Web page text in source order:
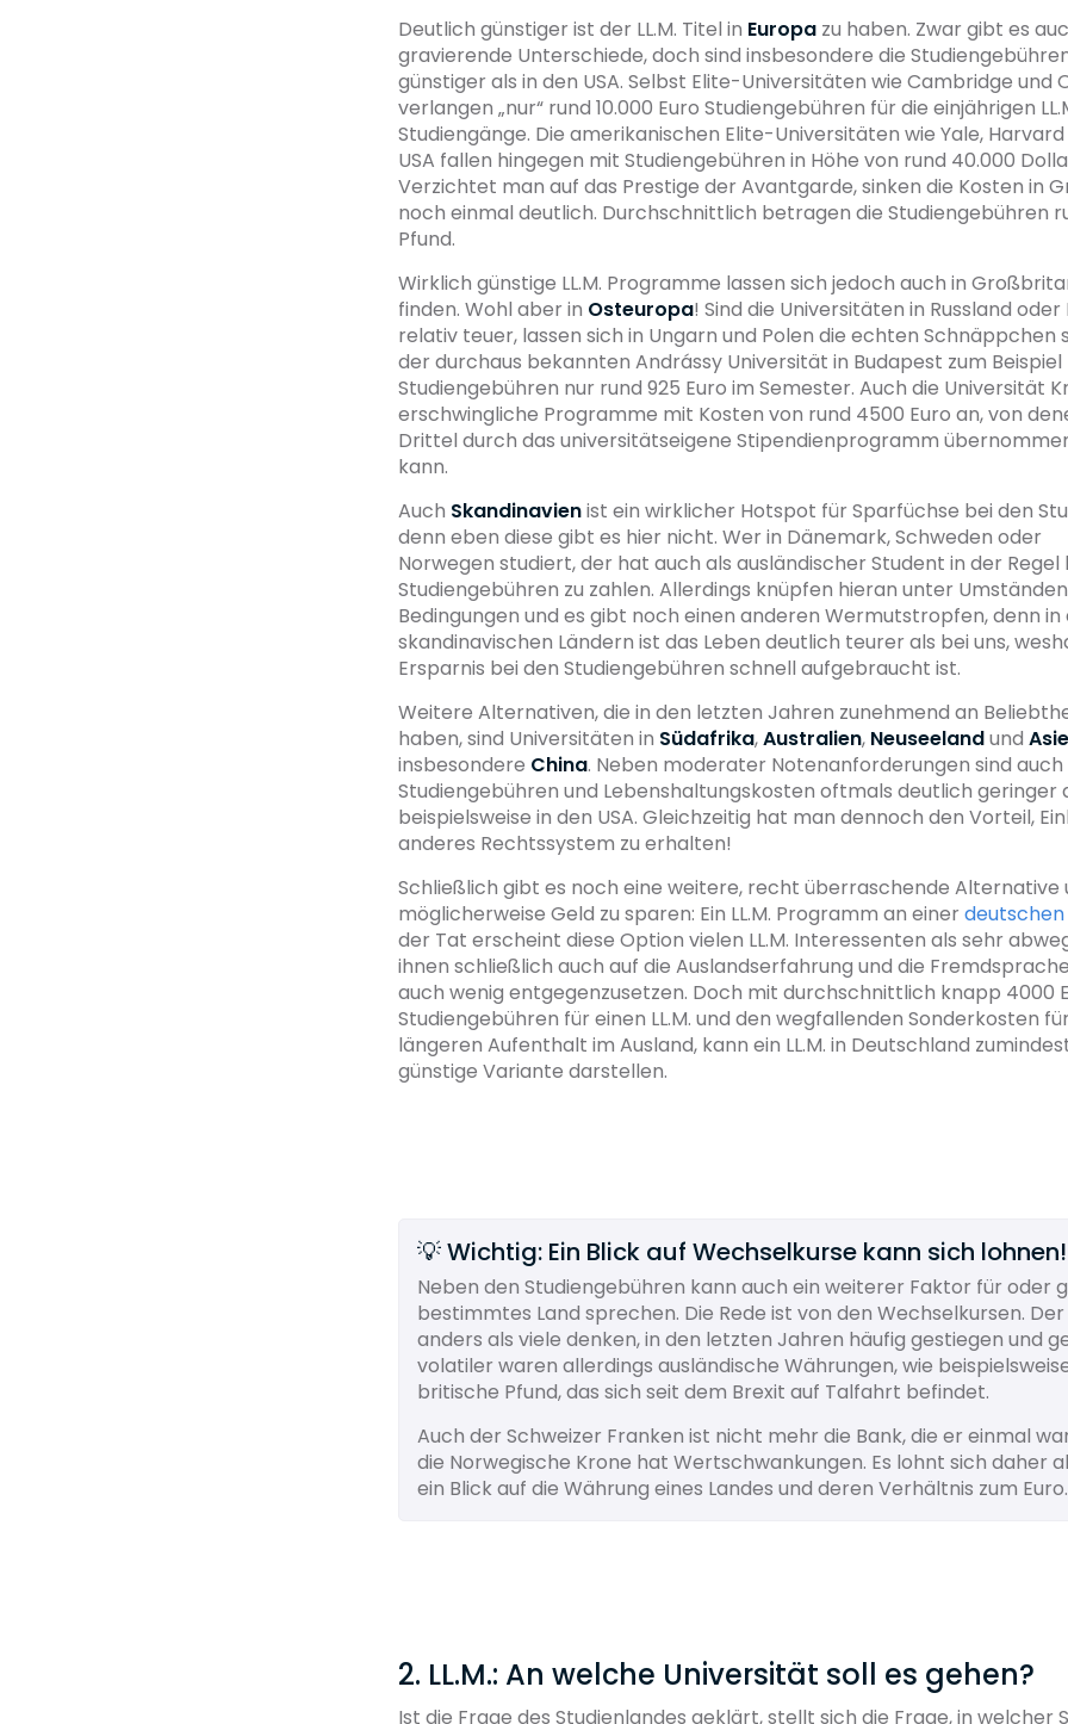
Deutlich günstiger ist der LL.M. Titel in Europazu haben. Zwar gibt es
gravierende Unterschiede, doch sind insbesondere die
günstiger als in den USA. Selbst Elite-Universitäten wie Cambridge und
verlangen „nur“ rund 10.000 Euro Studiengebühren für die einjährigen
Studiengänge. Die amerikanischen Elite-Universitäten wie Yale, Harvard
USA fallen hingegen mit Studiengebühren in Höhe von rund 40.000
Verzichtet man auf das Prestige der Avantgarde, sinken die Kosten in
noch einmal deutlich. Durchschnittlich betragen die Studiengebühren
Pfund.
Wirklich günstige LL.M. Programme lassen sich jedoch auch in
finden. Wohl aber in Osteuropa! Sind die Universitäten in Russland
relativ teuer, lassen sich in Ungarn und Polen die echten Schnäppchen
der durchaus bekannten Andrássy Universität in Budapest zum
Studiengebühren nur rund 925 Euro im Semester. Auch die Universität
erschwingliche Programme mit Kosten von rund 4500 Euro an, von
Drittel durch das universitätseigene Stipendienprogramm
kann.
Auch Skandinavienist ein wirklicher Hotspot für Sparfüchse bei den
denn eben diese gibt es hier nicht. Wer in Dänemark, Schweden oder
Norwegen studiert, der hat auch als ausländischer Student in der Regel
Studiengebühren zu zahlen. Allerdings knüpfen hieran unter
Bedingungen und es gibt noch einen anderen Wermutstropfen, denn in
skandinavischen Ländern ist das Leben deutlich teurer als bei uns,
Ersparnis bei den Studiengebühren schnell aufgebraucht ist.
Weitere Alternativen, die in den letzten Jahren zunehmend an
haben, sind Universitäten in Südafrika,Australien, Neuseelandund
insbesondere China. Neben moderater Notenanforderungen sind auch
Studiengebühren und Lebenshaltungskosten oftmals deutlich geringer
beispielsweise in den USA. Gleichzeitig hat man dennoch den Vorteil,
anderes Rechtssystem zu erhalten!
Schließlich gibt es noch eine weitere, recht überraschende Alternative
möglicherweise Geld zu sparen: Ein LL.M. Programm an einer
der Tat erscheint diese Option vielen LL.M. Interessenten als sehr
ihnen schließlich auch auf die Auslandserfahrung und die
auch wenig entgegenzusetzen. Doch mit durchschnittlich knapp 4000
Studiengebühren für einen LL.M. und den wegfallenden Sonderkosten
längeren Aufenthalt im Ausland, kann ein LL.M. in Deutschland
günstige Variante darstellen.
💡 Wichtig: Ein Blick auf Wechselkurse kann sich lohnen!
Neben den Studiengebühren kann auch ein weiterer Faktor für oder
bestimmtes Land sprechen. Die Rede ist von den Wechselkursen. Der
anders als viele denken, in den letzten Jahren häufig gestiegen und
volatiler waren allerdings ausländische Währungen, wie
britische Pfund, das sich seit dem Brexit auf Talfahrt befindet.
Auch der Schweizer Franken ist nicht mehr die Bank, die er einmal
die Norwegische Krone hat Wertschwankungen. Es lohnt sich daher
ein Blick auf die Währung eines Landes und deren Verhältnis zum Euro.
2. LL.M.: An welche Universität soll es gehen?
Ist die Frage des Studienlandes geklärt, stellt sich die Frage, in welcher